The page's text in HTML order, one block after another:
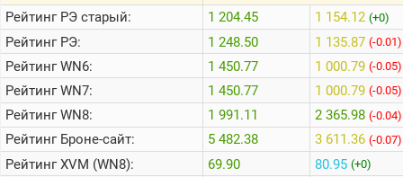
Цветовая
шкала
Теlegram
ВК
Портал
Мира
Танков
РейтингРЭ старый:
РейтингРЭ:
РейтингWN6:
РейтингWN7:
РейтингWN8:
РейтингБроне-сайт:
РейтингXVM (WN8):
1 204.45
1 248.50
1 450.77
1 450.77
1 991.11
5 482.38
69.90
1 154.12 (+0)
1 135.87 (-0.01)
1 000.79 (-0.05)
1 000.79 (-0.05)
2 365.98 (-0.04)
3 611.36 (-0.07)
80.95 (+0)